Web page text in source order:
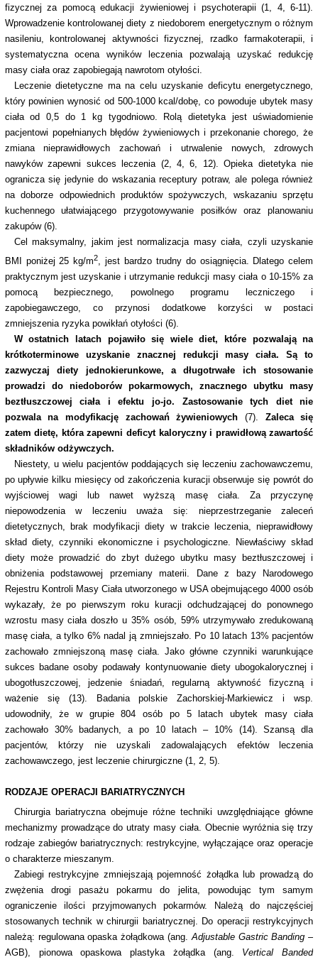
fizycznej za pomocą edukacji żywieniowej i psychoterapii (1, 4, 6-11).
Wprowadzenie kontrolowanej diety z niedoborem energetycznym o różnym
nasileniu, kontrolowanej aktywności fizycznej, rzadko farmakoterapii, i
systematyczna ocena wyników leczenia pozwalają uzyskać redukcję
masy ciała oraz zapobiegają nawrotom otyłości.
Leczenie dietetyczne ma na celu uzyskanie deficytu energetycznego,
który powinien wynosić od 500-1000 kcal/dobę, co powoduje ubytek masy
ciała od 0,5 do 1 kg tygodniowo. Rolą dietetyka jest uświadomienie
pacjentowi popełnianych błędów żywieniowych i przekonanie chorego, że
zmiana nieprawidłowych zachowań i utrwalenie nowych, zdrowych
nawyków zapewni sukces leczenia (2, 4, 6, 12). Opieka dietetyka nie
ogranicza się jedynie do wskazania receptury potraw, ale polega również
na doborze odpowiednich produktów spożywczych, wskazaniu sprzętu
kuchennego ułatwiającego przygotowywanie posiłków oraz planowaniu
zakupów (6).
Cel maksymalny, jakim jest normalizacja masy ciała, czyli uzyskanie
BMI poniżej 25 kg/m2, jest bardzo trudny do osiągnięcia. Dlatego celem
praktycznym jest uzyskanie i utrzymanie redukcji masy ciała o 10-15% za
pomocą bezpiecznego, powolnego programu leczniczego i
zapobiegawczego, co przynosi dodatkowe korzyści w postaci
zmniejszenia ryzyka powikłań otyłości (6).
W ostatnich latach pojawiło się wiele diet, które pozwalają na
krótkoterminowe uzyskanie znacznej redukcji masy ciała. Są to
zazwyczaj diety jednokierunkowe, a długotrwałe ich stosowanie
prowadzi do niedoborów pokarmowych, znacznego ubytku masy
beztłuszczowej ciała i efektu jo-jo. Zastosowanie tych diet nie
pozwala na modyfikację zachowań żywieniowych (7). Zaleca się
zatem dietę, która zapewni deficyt kaloryczny i prawidłową zawartość
składników odżywczych.
Niestety, u wielu pacjentów poddających się leczeniu zachowawczemu,
po upływie kilku miesięcy od zakończenia kuracji obserwuje się powrót do
wyjściowej wagi lub nawet wyższą masę ciała. Za przyczynę
niepowodzenia w leczeniu uważa się: nieprzestrzeganie zaleceń
dietetycznych, brak modyfikacji diety w trakcie leczenia, nieprawidłowy
skład diety, czynniki ekonomiczne i psychologiczne. Niewłaściwy skład
diety może prowadzić do zbyt dużego ubytku masy beztłuszczowej i
obniżenia podstawowej przemiany materii. Dane z bazy Narodowego
Rejestru Kontroli Masy Ciała utworzonego w USA obejmującego 4000 osób
wykazały, że po pierwszym roku kuracji odchudzającej do ponownego
wzrostu masy ciała doszło u 35% osób, 59% utrzymywało zredukowaną
masę ciała, a tylko 6% nadal ją zmniejszało. Po 10 latach 13% pacjentów
zachowało zmniejszoną masę ciała. Jako główne czynniki warunkujące
sukces badane osoby podawały kontynuowanie diety ubogokalorycznej i
ubogotłuszczowej, jedzenie śniadań, regularną aktywność fizyczną i
ważenie się (13). Badania polskie Zachorskiej-Markiewicz i wsp.
udowodniły, że w grupie 804 osób po 5 latach ubytek masy ciała
zachowało 30% badanych, a po 10 latach – 10% (14). Szansą dla
pacjentów, którzy nie uzyskali zadowalających efektów leczenia
zachowawczego, jest leczenie chirurgiczne (1, 2, 5).
RODZAJE OPERACJI BARIATRYCZNYCH
Chirurgia bariatryczna obejmuje różne techniki uwzględniające główne
mechanizmy prowadzące do utraty masy ciała. Obecnie wyróżnia się trzy
rodzaje zabiegów bariatrycznych: restrykcyjne, wyłączające oraz operacje
o charakterze mieszanym.
Zabiegi restrykcyjne zmniejszają pojemność żołądka lub prowadzą do
zwężenia drogi pasażu pokarmu do jelita, powodując tym samym
ograniczenie ilości przyjmowanych pokarmów. Należą do najczęściej
stosowanych technik w chirurgii bariatrycznej. Do operacji restrykcyjnych
należą: regulowana opaska żołądkowa (ang.Adjustable Gastric Banding –
AGB), pionowa opaskowa plastyka żołądka (ang. Vertical Banded